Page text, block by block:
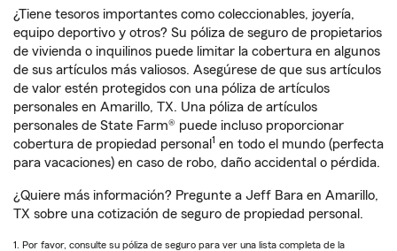
¿Tiene tesoros importantes como coleccionables, joyería,
equipo deportivo y otros? Su póliza de seguro de propietarios
de vivienda o inquilinos puede limitar la cobertura en algunos
de sus artículos más valiosos. Asegúrese de que sus artículos
de valor estén protegidos con una póliza de artículos
personales en Amarillo, TX. Una póliza de artículos
personales de State Farm® puede incluso proporcionar
cobertura de propiedad personal 1 en todo el mundo (perfecta
para vacaciones) en caso de robo, daño accidental o pérdida.
¿Quiere más información? Pregunte a Jeff Bara en Amarillo,
TX sobre una cotización de seguro de propiedad personal.
1. Por favor, consulte su póliza de seguro para ver una lista completa de la